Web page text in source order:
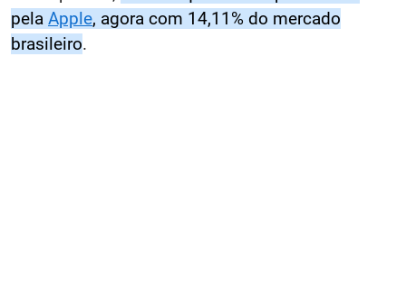
pela Apple, agora com 14,11% do mercado
brasileiro.